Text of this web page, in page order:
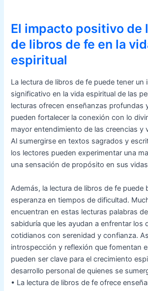
El impacto positivo de
de libros de fe en la
espiritual
La lectura de libros de fe puede tener
significativo en la vida espiritual de las
lecturas ofrecen enseñanzas profundas
pueden fortalecer la conexión con lo
mayor entendimiento de las creencias y
Al sumergirse en textos sagrados y
los lectores pueden experimentar una
una sensación de propósito en sus
Además, la lectura de libros de fe puede
esperanza en tiempos de dificultad.
encuentran en estas lecturas palabras
sabiduría que les ayudan a enfrentar los
cotidianos con serenidad y confianza.
introspección y reflexión que fomentan
pueden ser clave para el crecimiento
desarrollo personal de quienes se
• La lectura de libros de fe ofrece